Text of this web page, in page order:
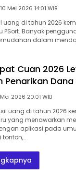
Minggu, 10 Mei 2026 14:01 WIB
uang di tahun 2026
PSort. Banyak
dalam
Cuan 2026
Penarikan Dana
Sabtu, 9 Mei 2026 20:01 WIB
uang di tahun 2026
yang menawarkan
aplikasi pada